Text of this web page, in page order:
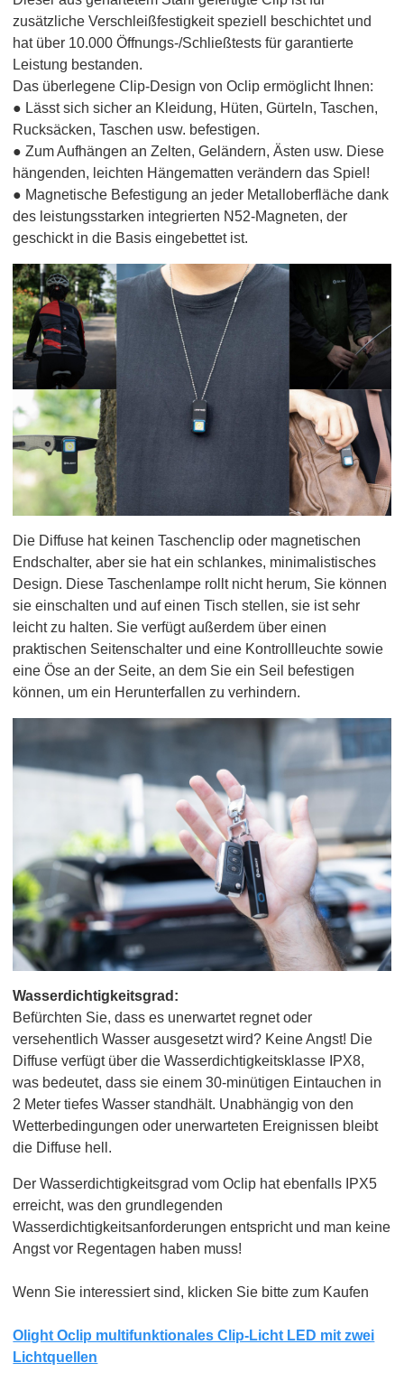
zusätzliche Verschleißfestigkeit speziell beschichtet und
hat über 10.000 Öffnungs-/Schließtests für garantierte
Leistung bestanden.
Das überlegene Clip-Design von Oclip ermöglicht Ihnen:
● Lässt sich sicher an Kleidung, Hüten, Gürteln, Taschen,
Rucksäcken, Taschen usw. befestigen.
● Zum Aufhängen an Zelten, Geländern, Ästen usw. Diese
hängenden, leichten Hängematten verändern das Spiel!
● Magnetische Befestigung an jeder Metalloberfläche dank
des leistungsstarken integrierten N52-Magneten, der
geschickt in die Basis eingebettet ist.
Die Diffuse hat keinen Taschenclip oder magnetischen
Endschalter, aber sie hat ein schlankes, minimalistisches
Design. Diese Taschenlampe rollt nicht herum, Sie können
sie einschalten und auf einen Tisch stellen, sie ist sehr
leicht zu halten. Sie verfügt außerdem über einen
praktischen Seitenschalter und eine Kontrollleuchte sowie
eine Öse an der Seite, an dem Sie ein Seil befestigen
können, um ein Herunterfallen zu verhindern.
Wasserdichtigkeitsgrad:
Befürchten Sie, dass es unerwartet regnet oder
versehentlich Wasser ausgesetzt wird? Keine Angst! Die
Diffuse verfügt über die Wasserdichtigkeitsklasse IPX8,
was bedeutet, dass sie einem 30-minütigen Eintauchen in
2 Meter tiefes Wasser standhält. Unabhängig von den
Wetterbedingungen oder unerwarteten Ereignissen bleibt
die Diffuse hell.
Der Wasserdichtigkeitsgrad vom Oclip hat ebenfalls IPX5
erreicht, was den grundlegenden
Wasserdichtigkeitsanforderungen entspricht und man keine
Angst vor Regentagen haben muss!
Wenn Sie interessiert sind, klicken Sie bitte zum Kaufen
Olight Oclip multifunktionales Clip-Licht LED mit zwei
Lichtquellen